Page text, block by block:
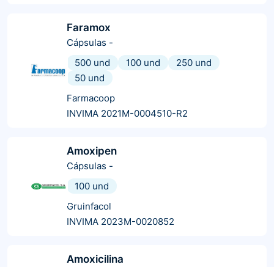
Faramox
Cápsulas -
500 und
100 und
250 und
50 und
Farmacoop
INVIMA 2021M-0004510-R2
Amoxipen
Cápsulas -
100 und
Gruinfacol
INVIMA 2023M-0020852
Amoxicilina